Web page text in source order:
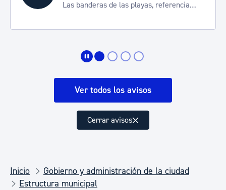
Las banderas de las playas, referencia
Ver todos los avisos
Cerrar avisos
Inicio
Gobierno y administración de la ciudad
Estructura municipal